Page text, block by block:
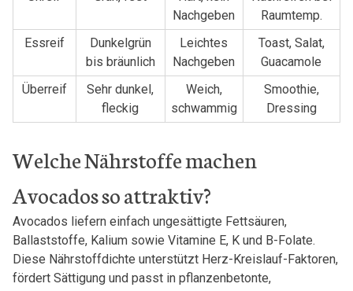
Nachgeben
Raumtemp.
Essreif
Dunkelgrün
bis bräunlich
Leichtes
Nachgeben
Toast, Salat,
Guacamole
Überreif
Sehr dunkel,
fleckig
Weich,
schwammig
Smoothie,
Dressing
Welche Nährstoffe machen
Avocados so attraktiv?
Avocados liefern einfach ungesättigte Fettsäuren,
Ballaststoffe, Kalium sowie Vitamine E, K und B-Folate.
Diese Nährstoffdichte unterstützt Herz-Kreislauf-Faktoren,
fördert Sättigung und passt in pflanzenbetonte,